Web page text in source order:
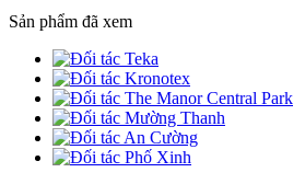
Sản phẩm đã xem